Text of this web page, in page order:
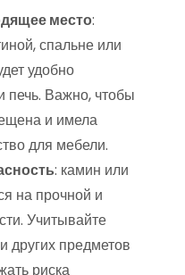
место:
спальне или
удобно
печь. Важно, чтобы
и имела
для мебели.
: камин или
на прочной и
Учитывайте
других предметов
риска